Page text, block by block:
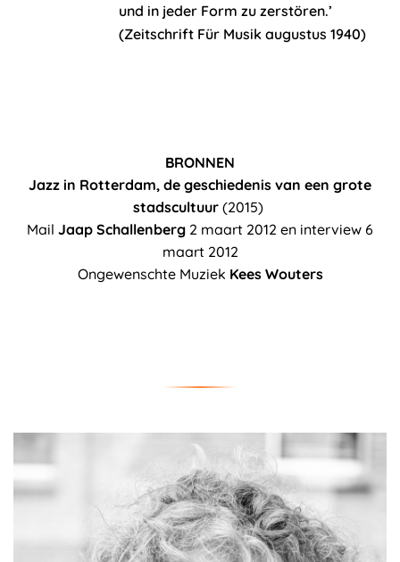
und in jeder Form zu zerstören.’
(Zeitschrift Für Musik augustus 1940)
BRONNEN
Jazz in Rotterdam, de geschiedenis van een grote
stadscultuur (2015)
Mail Jaap Schallenberg 2 maart 2012 en interview 6
maart 2012
Ongewenschte Muziek Kees Wouters